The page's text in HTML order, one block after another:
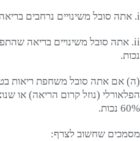
i. אתה סובל משינויים נרחבים בריאה, תוכל לקבל 80% נכות.
נכות.
(ה) אם אתה סובל משחפת ריאות
הפלאורלי (נוזל קרום הריאה) או
60% נכות.
מסמכים שחשוב לצרף: